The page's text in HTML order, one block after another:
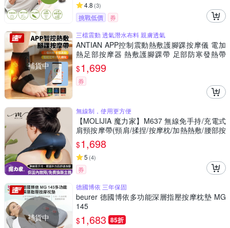
4.8 (3)
挑戰低價 券
補貨中
三檔震動 透氣潛水布料 親膚透氣
ANTIAN APP控制震動熱敷護腳踝按摩儀 電加
熱足部按摩器 熱敷護腳踝帶 足部防寒發熱帶
(非醫療使用)
$1,699
券
無線制，使用更方便
【MOLIJIA 魔力家】M637 無線免手持/充電式
肩頸按摩帶(頸肩/揉捏/按摩枕/加熱熱敷/腰部按
摩/背部按摩/腳部按摩/腹部按摩)
$1,698
5 (4)
券
補貨中
德國博依 三年保固
beurer 德國博依多功能深層指壓按摩枕墊 MG
145
$1,683 85折